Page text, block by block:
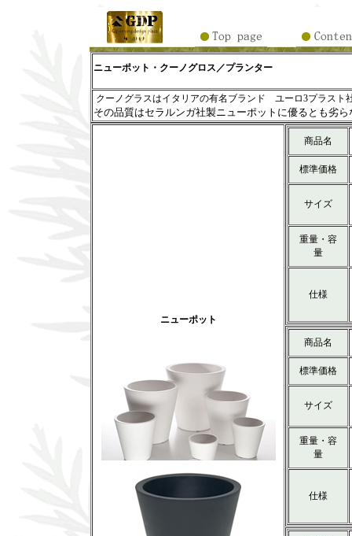
ニューポット・クーノグロス／プランター
クーノグラスはイタリアの有名ブランド ユーロ3プラスト
その品質はセラルンガ社製ニューポットに優るとも劣
ニューポット
商品名
標準価格
サイズ
重量・容
量
仕様
商品名
標準価格
サイズ
重量・容
量
仕様